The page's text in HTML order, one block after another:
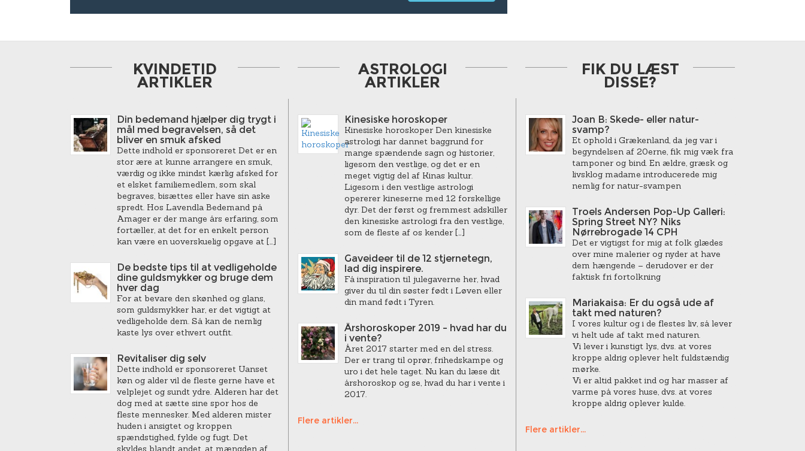
KVINDETID
ARTIKLER
Din bedemand hjælper dig trygt i
mål med begravelsen, så det
bliver en smuk afsked
Dette indhold er sponsoreret Det er en
stor ære at kunne arrangere en smuk,
værdig og ikke mindst kærlig afsked for
et elsket familiemedlem, som skal
begraves, bisættes eller have sin aske
spredt. Hos Lavendla Bedemand på
Amager er der mange års erfaring, som
fortæller, at det for en enkelt person
kan være en uoverskuelig opgave at […]
De bedste tips til at vedligeholde
dine guldsmykker og bruge dem
hver dag
For at bevare den skønhed og glans,
som guldsmykker har, er det vigtigt at
vedligeholde dem. Så kan de nemlig
kaste lys over ethvert outfit.
Revitaliser dig selv
Dette indhold er sponsoreret Uanset
køn og alder vil de fleste gerne have et
velplejet og sundt ydre. Alderen har det
dog med at sætte sine spor hos de
fleste mennesker. Med alderen mister
huden i ansigtet og kroppen
spændstighed, fylde og fugt. Det
skyldes blandt andet, at mængden af
ASTROLOGI
ARTIKLER
Kinesiske horoskoper
Kinesiske horoskoper Den kinesiske
astrologi har dannet baggrund for
mange spændende sagn og historier,
ligesom den vestlige, og det er en
meget vigtig del af Kinas kultur.
Ligesom i den vestlige astrologi
opererer kineserne med 12 forskellige
dyr. Det der først og fremmest adskiller
den kinesiske astrologi fra den vestlige,
som de fleste af os kender […]
Gaveideer til de 12 stjernetegn,
lad dig inspirere.
Få inspiration til julegaverne her, hvad
giver du til din søster født i Løven eller
din mand født i Tyren.
Årshoroskoper 2019 – hvad har du
i vente?
Året 2017 starter med en del stress.
Der er trang til oprør, frihedskampe og
uro i det hele taget. Nu kan du læse dit
årshoroskop og se, hvad du har i vente i
2017.
Flere artikler...
FIK DU LÆST
DISSE?
Joan B: Skede- eller natur-
svamp?
Et ophold i Grækenland, da jeg var i
begyndelsen af 20erne, fik mig væk fra
tamponer og bind. En ældre, græsk og
livsklog madame introducerede mig
nemlig for natur-svampen
Troels Andersen Pop-Up Galleri:
Spring Street NY? Niks
Nørrebrogade 14 CPH
Det er vigtigst for mig at folk glædes
over mine malerier og nyder at have
dem hængende – derudover er der
faktisk fri fortolkning
Mariakaisa: Er du også ude af
takt med naturen?
I vores kultur og i de flestes liv, så lever
vi helt ude af takt med naturen.
Vi lever i kunstigt lys, dvs. at vores
kroppe aldrig oplever helt fuldstændig
mørke.
Vi er altid pakket ind og har masser af
varme på vores huse, dvs. at vores
kroppe aldrig oplever kulde.
Flere artikler...